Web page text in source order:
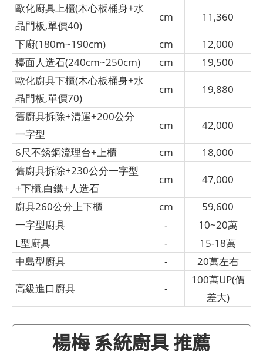
歐化廚具上櫃(木心板桶身+水
晶門板,單價40)
cm
11,360
下廚(180m~190cm)
cm
12,000
檯面人造石(240cm~250cm)
cm
19,500
歐化廚具下櫃(木心板桶身+水
晶門板,單價70)
cm
19,880
舊廚具拆除+清運+200公分
一字型
cm
42,000
6尺不銹鋼流理台+上櫃
cm
18,000
舊廚具拆除+230公分一字型
+下櫃,白鐵+人造石
cm
47,000
廚具260公分上下櫃
cm
59,600
一字型廚具
-
10~20萬
L型廚具
-
15-18萬
中島型廚具
-
20萬左右
高級進口廚具
-
100萬UP(價
差大)
楊梅 系統廚具 推薦